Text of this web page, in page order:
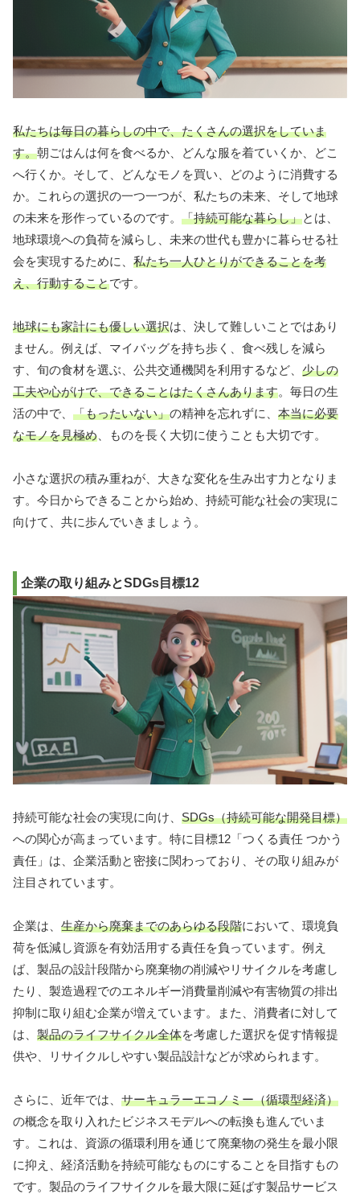
私たちは毎日の暮らしの中で、たくさんの選択をしていま
す。朝ごはんは何を食べるか、どんな服を着ていくか、どこ
へ行くか。そして、どんなモノを買い、どのように消費する
か。これらの選択の一つ一つが、私たちの未来、そして地球
の未来を形作っているのです。 「持続可能な暮らし」とは、
地球環境への負荷を減らし、未来の世代も豊かに暮らせる社
会を実現するために、 私たち一人ひとりができることを考
え、行動することです。
地球にも家計にも優しい選択は、決して難しいことではあり
ません。例えば、マイバッグを持ち歩く、食べ残しを減ら
す、旬の食材を選ぶ、公共交通機関を利用するなど、 少しの
工夫や心がけで、できることはたくさんあります。毎日の生
活の中で、 「もったいない」の精神を忘れずに、 本当に必要
なモノを見極め 、ものを長く大切に使うことも大切です。
小さな選択の積み重ねが、大きな変化を生み出す力となりま
す。今日からできることから始め、持続可能な社会の実現に
向けて、共に歩んでいきましょう。
企業の取り組みとSDGs目標12
持続可能な社会の実現に向け、 SDGs（持続可能な開発目標）
への関心が高まっています。特に目標12「つくる責任 つかう
責任」は、企業活動と密接に関わっており、その取り組みが
注目されています。
企業は、 生産から廃棄までのあらゆる段階において、環境負
荷を低減し資源を有効活用する責任を負っています。例え
ば、製品の設計段階から廃棄物の削減やリサイクルを考慮し
たり、製造過程でのエネルギー消費量削減や有害物質の排出
抑制に取り組む企業が増えています。また、消費者に対して
は、 製品のライフサイクル全体を考慮した選択を促す情報提
供や、リサイクルしやすい製品設計などが求められます。
さらに、近年では、 サーキュラーエコノミー（循環型経済）
の概念を取り入れたビジネスモデルへの転換も進んでいま
す。これは、資源の循環利用を通じて廃棄物の発生を最小限
に抑え、経済活動を持続可能なものにすることを目指すもの
です。製品のライフサイクルを最大限に延ばす製品サービス